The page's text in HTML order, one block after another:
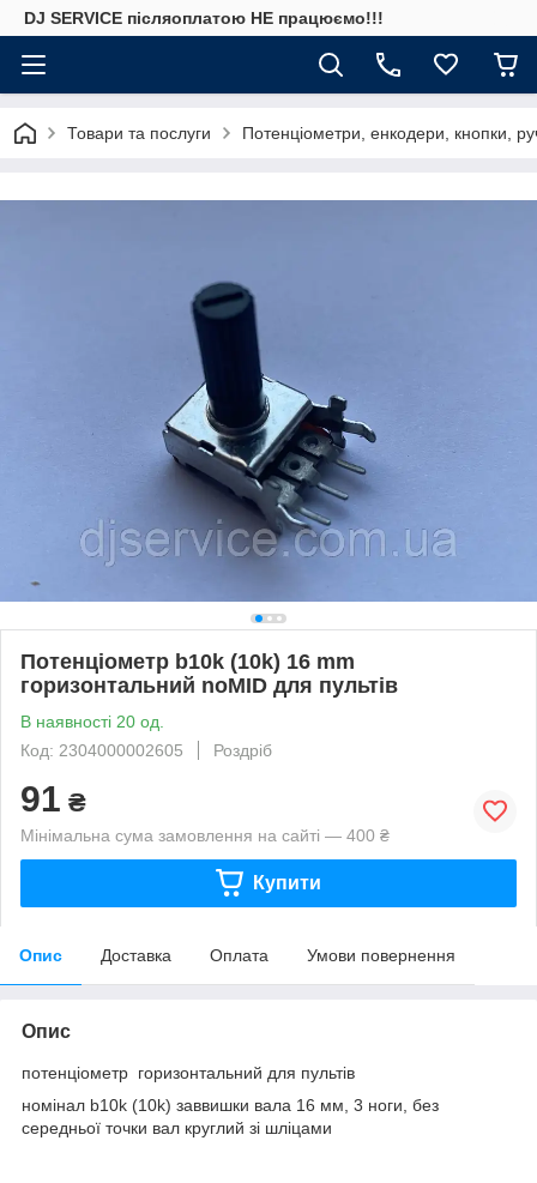
DJ SERVICE пiсляоплатою НЕ працюємо!!!
Товари та послуги Потенціометри, енкодери, кнопки,
Потенціометр b10k (10k) 16 mm
горизонтальний noMID для пультів
В наявності 20 од.
Код: 2304000002605
Роздріб
91 ₴
Мінімальна сума замовлення на сайті — 400 ₴
Купити
Опис Доставка Оплата Умови повернення
Опис
потенціометр горизонтальний для пультів
номінал b10k (10k) заввишки вала 16 мм, 3 ноги, без
середньої точки вал круглий зі шліцами